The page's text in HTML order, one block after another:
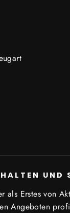
UND
als Erstes von
Angeboten